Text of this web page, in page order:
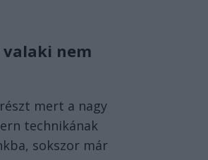
valaki nem
mert a nagy
technikának
sokszor már